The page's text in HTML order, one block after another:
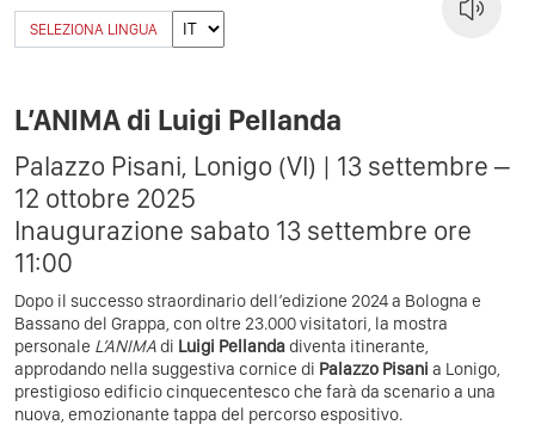
SELEZIONA LINGUA
L’ANIMA di Luigi Pellanda
Palazzo Pisani, Lonigo (VI) | 13 settembre –
12 ottobre 2025
Inaugurazione sabato 13 settembre ore
11:00
Dopo il successo straordinario dell’edizione 2024 a Bologna e
Bassano del Grappa, con oltre 23.000 visitatori, la mostra
personale L’ANIMAdi Luigi Pellandadiventa itinerante,
approdando nella suggestiva cornice di Palazzo Pisani a Lonigo,
prestigioso edificio cinquecentesco che farà da scenario a una
nuova, emozionante tappa del percorso espositivo.